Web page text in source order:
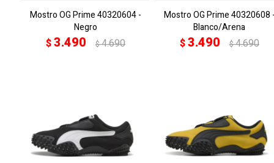
Mostro OG Prime 40320604 -
Negro
$3.490 $4.690
Mostro OG Prime 40320608
Blanco/Arena
$3.490 $4.690